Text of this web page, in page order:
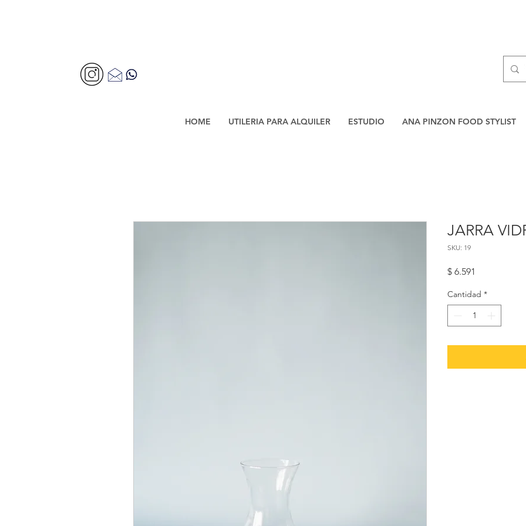
HOME UTILERIA PARA ALQUILER ESTUDIO ANA PINZON FOOD STYLIST
JARRA
SKU: 19
$ 6.591
Cantidad *